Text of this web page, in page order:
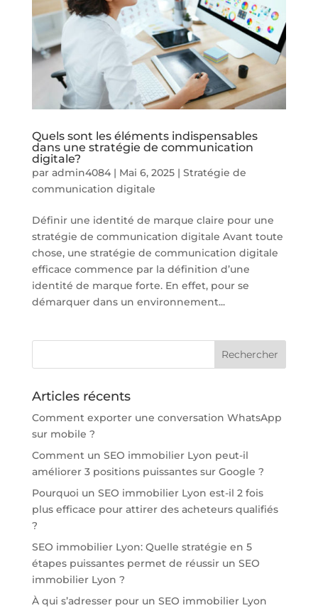
Quels sont les éléments indispensables
dans une stratégie de communication
digitale?
par admin4084| Mai 6, 2025| Stratégie de
communication digitale
Définir une identité de marque claire pour une
stratégie de communication digitale Avant toute
chose, une stratégie de communication digitale
efficace commence par la définition d’une
identité de marque forte. En effet, pour se
démarquer dans un environnement...
Articles récents
Comment exporter une conversation WhatsApp
sur mobile ?
Comment un SEO immobilier Lyon peut-il
améliorer 3 positions puissantes sur Google ?
Pourquoi un SEO immobilier Lyon est-il 2 fois
plus efficace pour attirer des acheteurs qualifiés
?
SEO immobilier Lyon: Quelle stratégie en 5
étapes puissantes permet de réussir un SEO
immobilier Lyon ?
À qui s’adresser pour un SEO immobilier Lyon